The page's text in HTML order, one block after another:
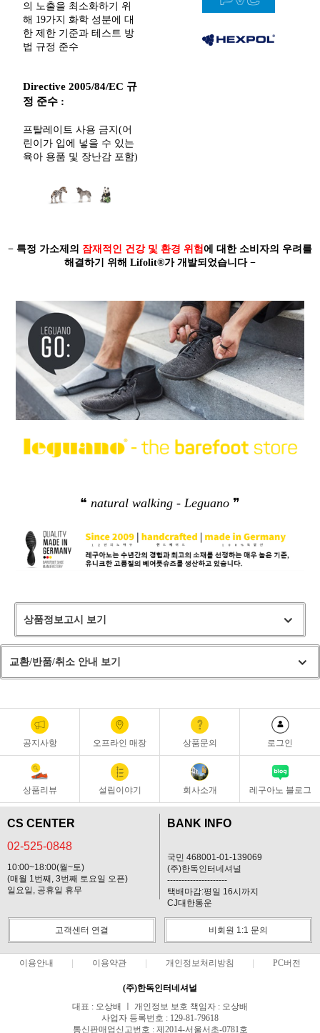
의 노출을 최소화하기 위
해 19가지 화학 성분에 대
한 제한 기준과 테스트 방
법 규정 준수
Directive 2005/84/EC 규
정 준수 :
프탈레이트 사용 금지(어
린이가 입에 넣을 수 있는
육아 용품 및 장난감 포함)
− 특정 가소제의 잠재적인 건강 및 환경 위험에 대한 소비자의 우려를
해결하기 위해 Lifolit®가 개발되었습니다 −
❝ natural walking - Leguano ❞
상품정보고시 보기
교환/반품/취소 안내 보기
공지사항 오프라인 매장 상품문의 로그인
상품리뷰 설립이야기 회사소개 레구아노 블로그
CS CENTER
02-525-0848
10:00~18:00(월~토)
(매월 1번째, 3번째 토요일 오픈)
일요일, 공휴일 휴무
BANK INFO
국민 468001-01-139069
(주)한독인터네셔널
---------------------
택배마감:평일 16시까지
CJ대한통운
고객센터 연결 비회원 1:1 문의
이용안내 이용약관 개인정보처리방침 PC버전
(주)한독인터네셔널
대표 : 오상배 ㅣ 개인정보 보호 책임자 : 오상배
사업자 등록번호 : 129-81-79618
통신판매업신고번호 : 제2014-서울서초-0781호